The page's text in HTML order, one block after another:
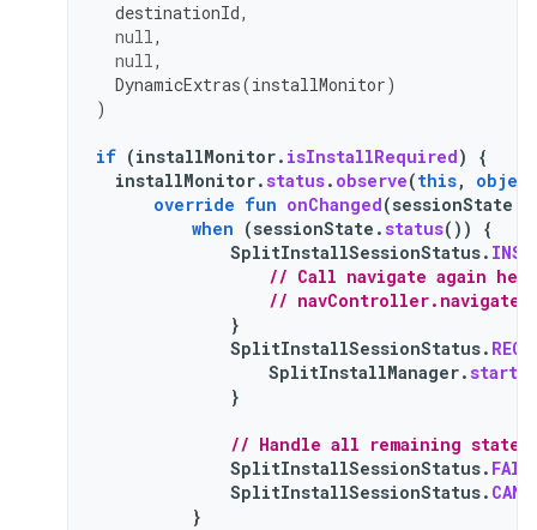
destinationId,
null,
null,
DynamicExtras(installMonitor)
)
if (installMonitor. isInstallRequired)
{
installMonitor.status. observe(this,
object
override fun onChanged(sessionState
when (sessionState .status())
{
SplitInstallSessionStatus.
// Call navigate again
//
}
SplitInstallSessionStatus.
SplitInstallManager.
}
// Handle all remaining
SplitInstallSessionStatus.
SplitInstallSessionStatus.
}